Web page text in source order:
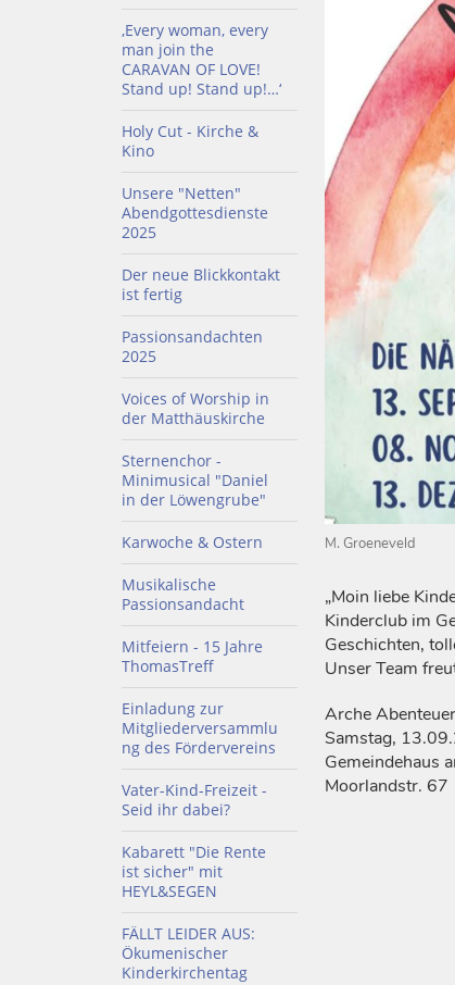
‚Every woman, every
man join the
CARAVAN OF LOVE!
Stand up! Stand up!…‘
Holy Cut - Kirche &
Kino
Unsere "Netten"
Abendgottesdienste
2025
Der neue Blickkontakt
ist fertig
Passionsandachten
2025
Voices of Worship in
der Matthäuskirche
Sternenchor -
Minimusical "Daniel
in der Löwengrube"
Karwoche & Ostern
Musikalische
Passionsandacht
Mitfeiern - 15 Jahre
ThomasTreff
Einladung zur
Mitgliederversammlu
ng des Fördervereins
Vater-Kind-Freizeit -
Seid ihr dabei?
Kabarett "Die Rente
ist sicher" mit
HEYL&SEGEN
FÄLLT LEIDER AUS:
Ökumenischer
Kinderkirchentag
M. Groeneveld
„Moin liebe
Kinderclub im
Geschichten,
Unser Team
Arche
Samstag,
Gemeindehaus
Moorlandstr. 67